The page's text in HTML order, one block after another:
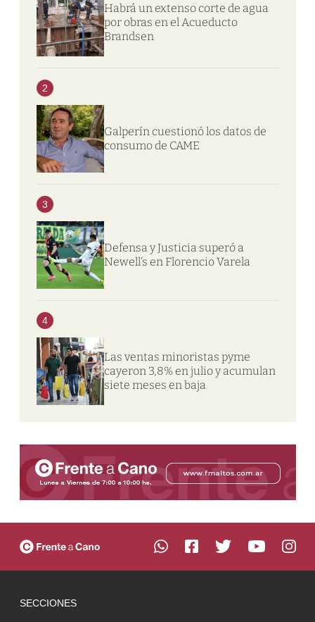
Habrá un extenso corte de agua
por obras en el Acueducto
Brandsen
2
Galperín cuestionó los datos de
consumo de CAME
3
Defensa y Justicia superó a
Newell’s en Florencio Varela
4
Las ventas minoristas pyme
cayeron 3,8% en julio y acumulan
siete meses en baja
SECCIONES